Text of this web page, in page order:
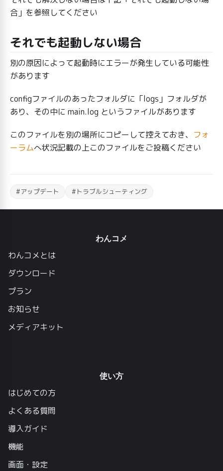
合」を参照してください
それでも起動しない場合
別の原因によって起動時にエラーが発生している可能性
があります
configファイルのあったフォルダに「logs」フォルダが
あり、その中に main.log というファイルがあります
このファイルを別の場所にコピーして控えておき、 フォ
ーラムへ状況記載の上このファイルをご投稿ください
#アップデート #トラブルシューティング
わんコメ
わんコメとは
ダウンロード
プラン
お知らせ
メディアキット
使い方
はじめての方
よくある質問
導入ガイド
機能
画面・設定